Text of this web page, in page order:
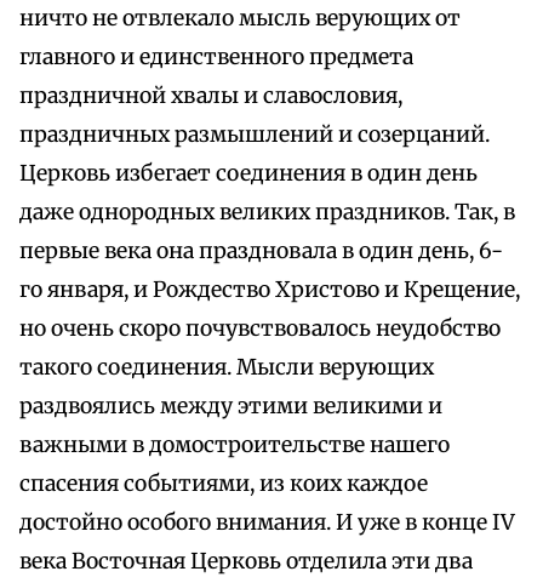
ничто не отвлекало мысль верующих от
главного и единственного предмета
праздничной хвалы и славословия,
праздничных размышлений и созерцаний.
Церковь избегает соединения в один день
даже однородных великих праздников. Так, в
первые века она праздновала в один день, 6-
го января, и Рождество Христово и Крещение,
но очень скоро почувствовалось неудобство
такого соединения. Мысли верующих
раздвоялись между этими великими и
важными в домостроительстве нашего
спасения событиями, из коих каждое
достойно особого внимания. И уже в конце IV
века Восточная Церковь отделила эти два